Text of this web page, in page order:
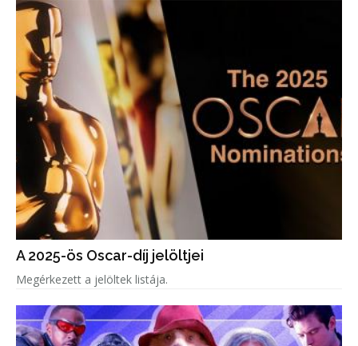
A 2025-ös Oscar-díj jelöltjei
Megérkezett a jelöltek listája.